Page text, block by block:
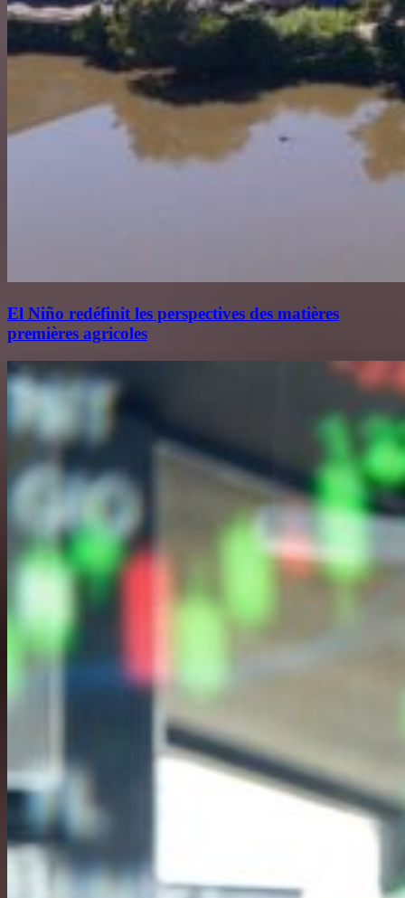
El Niño redéfinit les perspectives des matières
premières agricoles